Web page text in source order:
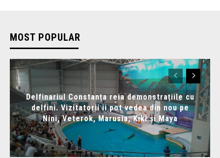
MOST POPULAR
Delfinariul Constanța reia demonstrațiile cu
delfini. Vizitatorii îi pot vedea din nou pe
Nini, Veterok, Marusia, Kiki și Maya